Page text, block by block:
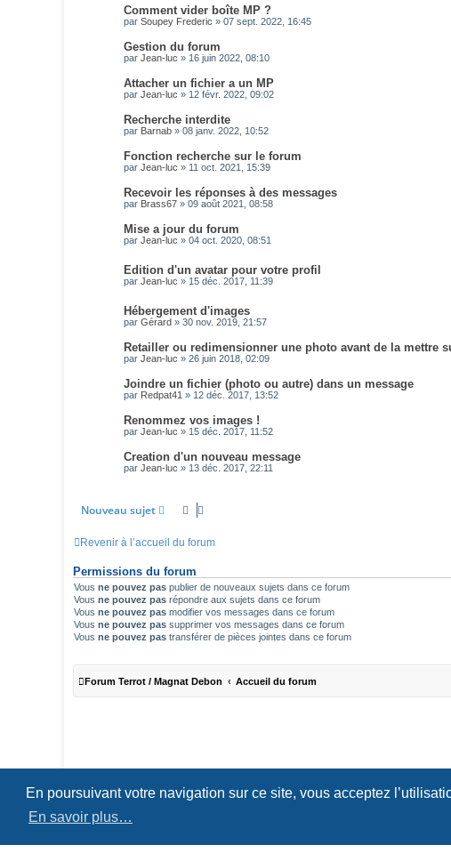
En poursuivant votre navigation sur ce site, vous acceptez
En savoir plus…
Comment vider boîte MP ?
par Soupey Frederic » 07 sept. 2022, 16:45
Gestion du forum
par Jean-luc » 16 juin 2022, 08:10
Attacher un fichier a un MP
par Jean-luc » 12 févr. 2022, 09:02
Recherche interdite
par Barnab » 08 janv. 2022, 10:52
Fonction recherche sur le forum
par Jean-luc » 11 oct. 2021, 15:39
Recevoir les réponses à des messages
par Brass67 » 09 août 2021, 08:58
Mise a jour du forum
par Jean-luc » 04 oct. 2020, 08:51
Edition d'un avatar pour votre profil
par Jean-luc » 15 déc. 2017, 11:39
Hébergement d'images
par Gérard » 30 nov. 2019, 21:57
Retailler ou redimensionner une photo avant de la mettre
par Jean-luc » 26 juin 2018, 02:09
Joindre un fichier (photo ou autre) dans un message
par Redpat41 » 12 déc. 2017, 13:52
Renommez vos images !
par Jean-luc » 15 déc. 2017, 11:52
Creation d'un nouveau message
par Jean-luc » 13 déc. 2017, 22:11
Nouveau sujet
Revenir à l’accueil du forum
Permissions du forum
Vous ne pouvez pas publier de nouveaux sujets dans ce forum
Vous ne pouvez pas répondre aux sujets dans ce forum
Vous ne pouvez pas modifier vos messages dans ce forum
Vous ne pouvez pas supprimer vos messages dans ce forum
Vous ne pouvez pas transférer de pièces jointes dans ce forum
Forum Terrot / Magnat Debon Accueil du forum